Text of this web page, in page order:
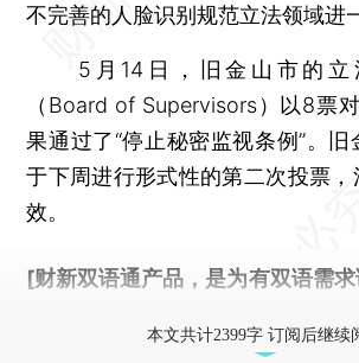
不完善的人脸识别规范立法领域进
5月14日，旧金山市的立
（Board of Supervisors）以8票
果通过了“停止秘密监视条例”。
于下周进行形式性的第二次投票，
效。
[财新双语通产品，是为有双语需
本文共计2399字 订阅后继续